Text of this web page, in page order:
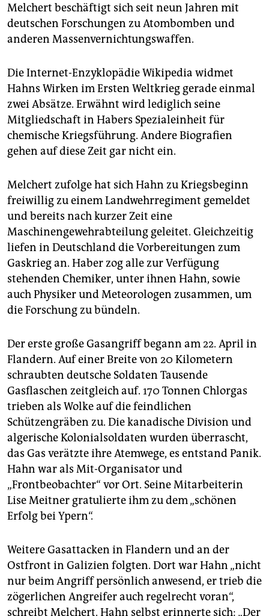
Melchert beschäftigt sich seit neun Jahren mit
deutschen Forschungen zu Atombomben und
anderen Massenvernichtungswaffen.
Die Internet-Enzyklopädie Wikipedia widmet
Hahns Wirken im Ersten Weltkrieg gerade einmal
zwei Absätze. Erwähnt wird lediglich seine
Mitgliedschaft in Habers Spezialeinheit für
chemische Kriegsführung. Andere Biografien
gehen auf diese Zeit gar nicht ein.
Melchert zufolge hat sich Hahn zu Kriegsbeginn
freiwillig zu einem Landwehrregiment gemeldet
und bereits nach kurzer Zeit eine
Maschinengewehrabteilung geleitet. Gleichzeitig
liefen in Deutschland die Vorbereitungen zum
Gaskrieg an. Haber zog alle zur Verfügung
stehenden Chemiker, unter ihnen Hahn, sowie
auch Physiker und Meteorologen zusammen, um
die Forschung zu bündeln.
Der erste große Gasangriff begann am 22. April in
Flandern. Auf einer Breite von 20 Kilometern
schraubten deutsche Soldaten Tausende
Gasflaschen zeitgleich auf. 170 Tonnen Chlorgas
trieben als Wolke auf die feindlichen
Schützengräben zu. Die kanadische Division und
algerische Kolonialsoldaten wurden überrascht,
das Gas verätzte ihre Atemwege, es entstand Panik.
Hahn war als Mit-Organisator und
„Frontbeobachter“ vor Ort. Seine Mitarbeiterin
Lise Meitner gratulierte ihm zu dem „schönen
Erfolg bei Ypern“.
Weitere Gasattacken in Flandern und an der
Ostfront in Galizien folgten. Dort war Hahn „nicht
nur beim Angriff persönlich anwesend, er trieb die
zögerlichen Angreifer auch regelrecht voran“,
schreibt Melchert. Hahn selbst erinnerte sich: „Der